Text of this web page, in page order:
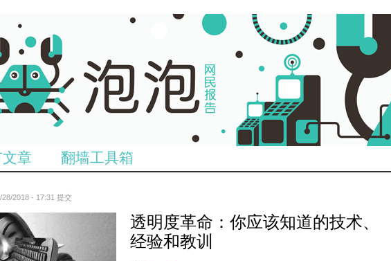
章 翻墙工具箱
2018 - 17:31 提交
透明度革命：你应该知道的技术、
经验和教训